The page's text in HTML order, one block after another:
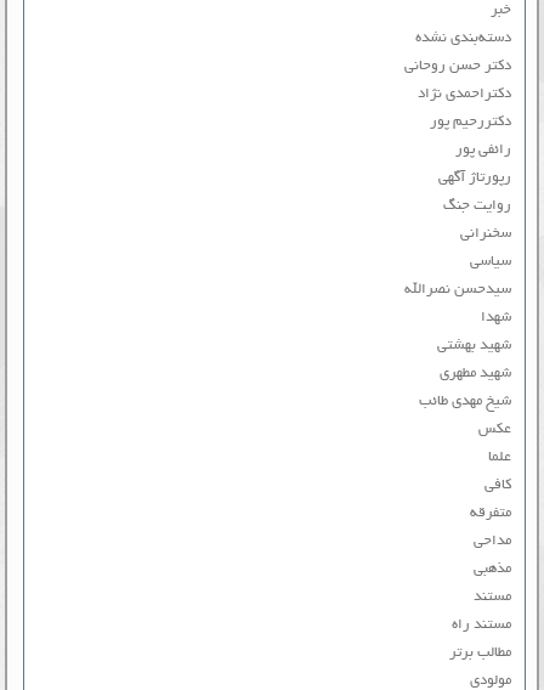
خبر
دسته‌بندی نشده
دکتر حسن روحانی
دکتراحمدی نژاد
دکتررحیم پور
رائفی پور
رپورتاژ آگهی
روایت جنگ
سخنرانی
سیاسی
سیدحسن نصرالله
شهدا
شهید بهشتی
شهید مطهری
شیخ مهدی طائب
عکس
علما
کافی
متفرقه
مداحی
مذهبی
مستند
مستند راه
مطالب برتر
مولودی